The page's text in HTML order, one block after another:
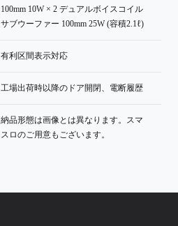
100mm 10W × 2 デュアルボイスコイル
サブウーファー 100mm 25W (容積2.1ℓ)
有利区間表示対応
工場出荷時以降のドア開閉、電断履歴
納品形態は画像とは異なります。スマ
スロのご用意もございます。